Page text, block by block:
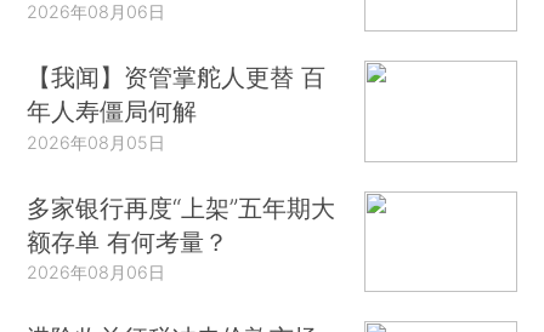
2026年08月06日
【我闻】资管掌舵人更替 百
年人寿僵局何解
2026年08月05日
多家银行再度“上架”五年期大
额存单 有何考量？
2026年08月06日